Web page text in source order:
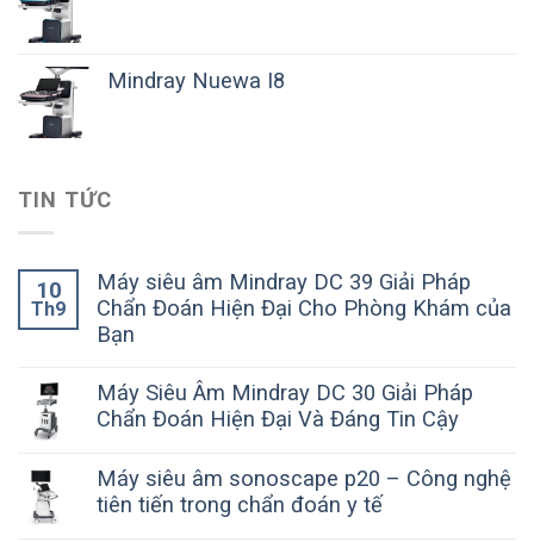
Mindray Nuewa I8
TIN TỨC
10
Th9
Máy siêu âm Mindray DC 39 Giải Pháp
Chẩn Đoán Hiện Đại Cho Phòng Khám của
Bạn
Máy Siêu Âm Mindray DC 30 Giải Pháp
Chẩn Đoán Hiện Đại Và Đáng Tin Cậy
Máy siêu âm sonoscape p20 – Công nghệ
tiên tiến trong chẩn đoán y tế